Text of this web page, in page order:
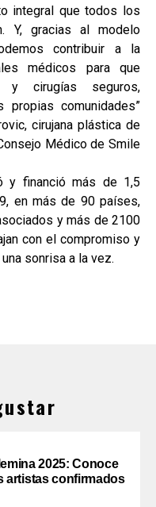
integral que todos los
Y, gracias al modelo
contribuir a la
médicos para que
y cirugías seguros,
comunidades”
cirujana plástica de
Médico de Smile
y financió más de 1,5
en más de 90 países,
y más de 2100
con el compromiso y
sonrisa a la vez.
2025: Conoce
artistas confirmados